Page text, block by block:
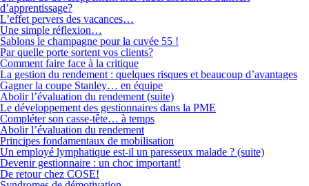
d’apprentissage?
L’effet pervers des vacances…
Une simple réflexion…
Sablons le champagne pour la cuvée 55 !
Par quelle porte sortent vos clients?
Comment faire face à la critique
La gestion du rendement : quelques risques et beaucoup d’avantages
Gagner la coupe Stanley… en équipe
Abolir l’évaluation du rendement (suite)
Le développement des gestionnaires dans la PME
Compléter son casse-tête… à temps
Abolir l’évaluation du rendement
Principes fondamentaux de mobilisation
Un employé lymphatique est-il un paresseux malade ? (suite)
Devenir gestionnaire : un choc important!
De retour chez COSE!